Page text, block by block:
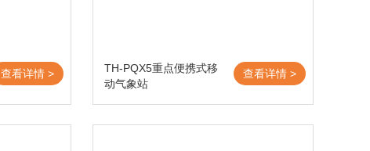
查看详情 >
TH-PQX5重点便携式移
动气象站
查看详情 >